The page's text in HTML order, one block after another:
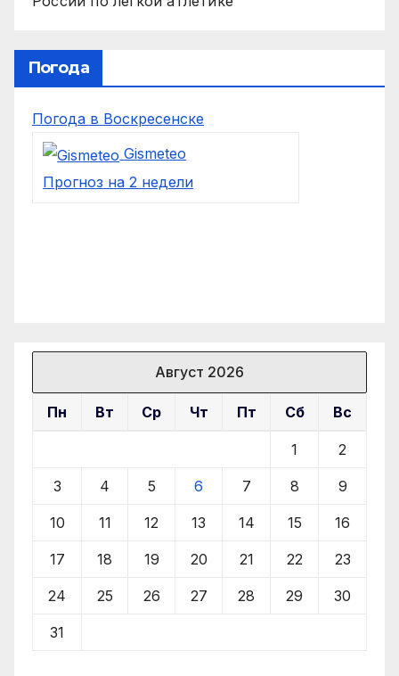
Погода
Погода в Воскресенске
Gismeteo
Прогноз на 2 недели
Август 2026
Пн Вт Ср Чт Пт Сб Вс
1 2
3 4 5 6 7 8 9
10 11 12 13 14 15 16
17 18 19 20 21 22 23
24 25 26 27 28 29 30
31